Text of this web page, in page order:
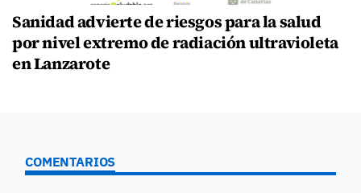
Sanidad advierte de riesgos para la salud
por nivel extremo de radiación ultravioleta
en Lanzarote
COMENTARIOS